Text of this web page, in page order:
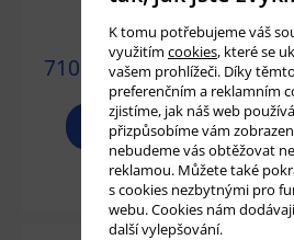
710 Kč
Přidat do
K tomu potřebujeme váš
využitím cookies, které se
vašem prohlížeči. Díky
preferenčním a reklamním
zjistíme, jak náš web
přizpůsobíme vám
nebudeme vás obtěžovat
reklamou. Můžete také
s cookies nezbytnými pro
webu. Cookies nám
další vylepšování.